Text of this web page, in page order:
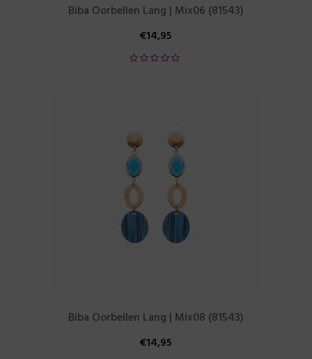
Biba Oorbellen Lang | Mix06 (81543)
€14,95
Biba Oorbellen Lang | Mix08 (81543)
€14,95